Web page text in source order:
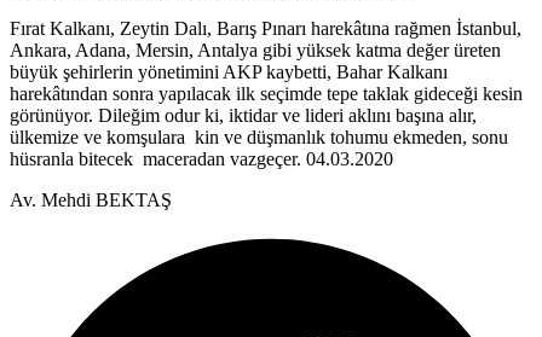
Fırat Kalkanı, Zeytin Dalı, Barış Pınarı harekâtına rağmen İstanbul,
Ankara, Adana, Mersin, Antalya gibi yüksek katma değer üreten
büyük şehirlerin yönetimini AKP kaybetti, Bahar Kalkanı
harekâtından sonra yapılacak ilk seçimde tepe taklak gideceği kesin
görünüyor. Dileğim odur ki, iktidar ve lideri aklını başına alır,
ülkemize ve komşulara kin ve düşmanlık tohumu ekmeden, sonu
hüsranla bitecek maceradan vazgeçer. 04.03.2020
Av. Mehdi BEKTAŞ